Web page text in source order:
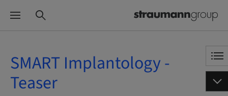
SMART Implantology -
Teaser